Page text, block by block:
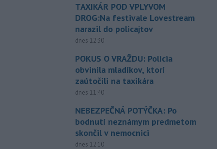
TAXIKÁR POD VPLYVOM
DROG:Na festivale Lovestream
narazil do policajtov
dnes 12:30
POKUS O VRAŽDU: Polícia
obvinila mladíkov, ktorí
zaútočili na taxikára
dnes 11:40
NEBEZPEČNÁ POTÝČKA: Po
bodnutí neznámym predmetom
skončil v nemocnici
dnes 12:10